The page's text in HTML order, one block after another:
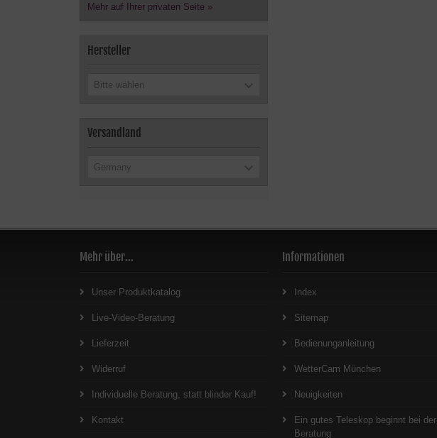
Mehr auf Ihrer privaten Seite »
Hersteller
Bitte wählen
Versandland
Germany
Mehr über...
Unser Produktkatalog
Live-Video-Beratung
Lieferzeit
Widerruf
Individuelle Beratung, statt blinder Kauf!
Kontakt
Informationen
Index
Sitemap
Bedienunganleitung
WetterCam München
Neuigkeiten
Ein gutes Teleskop beginnt bei der
Beratung